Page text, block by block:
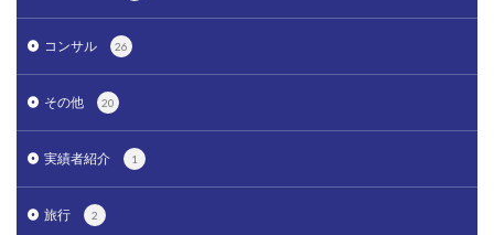
コンサル 26
その他 20
実績者紹介 1
旅行 2